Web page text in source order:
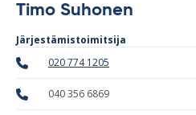
Timo Suhonen
Järjestämistoimitsija
020 774 1205
040 356 6869